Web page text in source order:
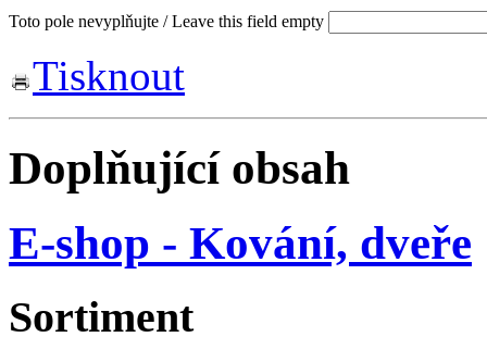
Toto pole nevyplňujte / Leave this field empty
Tisknout
Doplňující obsah
E-shop - Kování, dveře
Sortiment